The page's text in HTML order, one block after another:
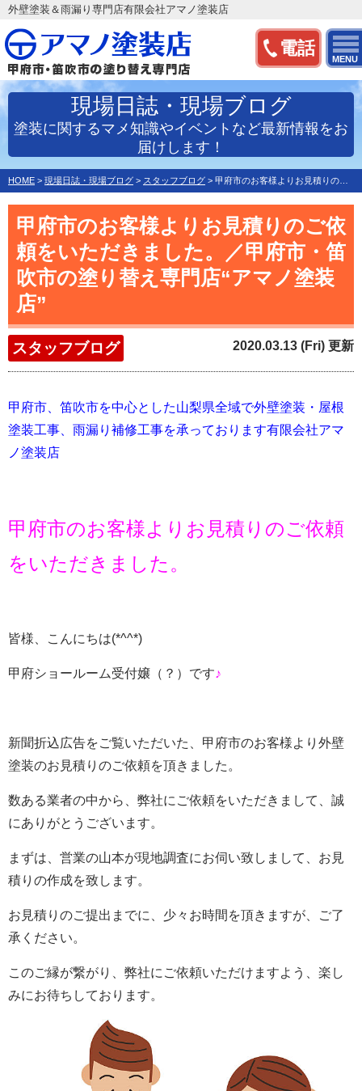
電話
MENU
外壁塗装＆雨漏り専門店有限会社アマノ塗装店
現場日誌・現場ブログ
塗装に関するマメ知識やイベントなど最新情報をお
届けします！
HOME > 現場日誌・現場ブログ > スタッフブログ > 甲府市のお客様よりお見積りのご依頼をいただきました。／甲府…
甲府市のお客様よりお見積りのご依
頼をいただきました。／甲府市・笛
吹市の塗り替え専門店“アマノ塗装
店”
スタッフブログ 2020.03.13 (Fri) 更新
甲府市、笛吹市を中心とした山梨県全域で外壁塗装・屋根
塗装工事、雨漏り補修工事を承っております有限会社アマ
ノ塗装店
甲府市のお客様よりお見積りのご依頼
をいただきました。
皆様、こんにちは(*^^*)
甲府ショールーム受付嬢（？）です♪
新聞折込広告をご覧いただいた、甲府市のお客様より外壁
塗装のお見積りのご依頼を頂きました。
数ある業者の中から、弊社にご依頼をいただきまして、誠
にありがとうございます。
まずは、営業の山本が現地調査にお伺い致しまして、お見
積りの作成を致します。
お見積りのご提出までに、少々お時間を頂きますが、ご了
承ください。
このご縁が繋がり、弊社にご依頼いただけますよう、楽し
みにお待ちしております。